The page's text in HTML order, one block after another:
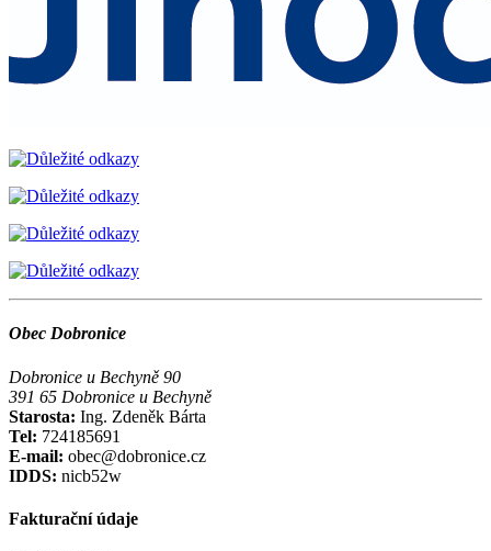
Obec Dobronice
Dobronice u Bechyně 90
391 65 Dobronice u Bechyně
Starosta: Ing. Zdeněk Bárta
Tel: 724185691
E-mail: obec@dobronice.cz
IDDS: nicb52w
Fakturační údaje